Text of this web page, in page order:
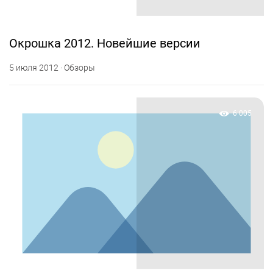
Окрошка 2012. Новейшие версии
5 июля 2012 · Обзоры
6 005